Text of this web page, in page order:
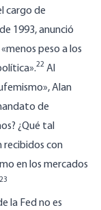
cargo de
1993, anunció
peso a los
22 Al
Alan
de
¿Qué tal
recibidos con
en los mercados
23
la Fed no es